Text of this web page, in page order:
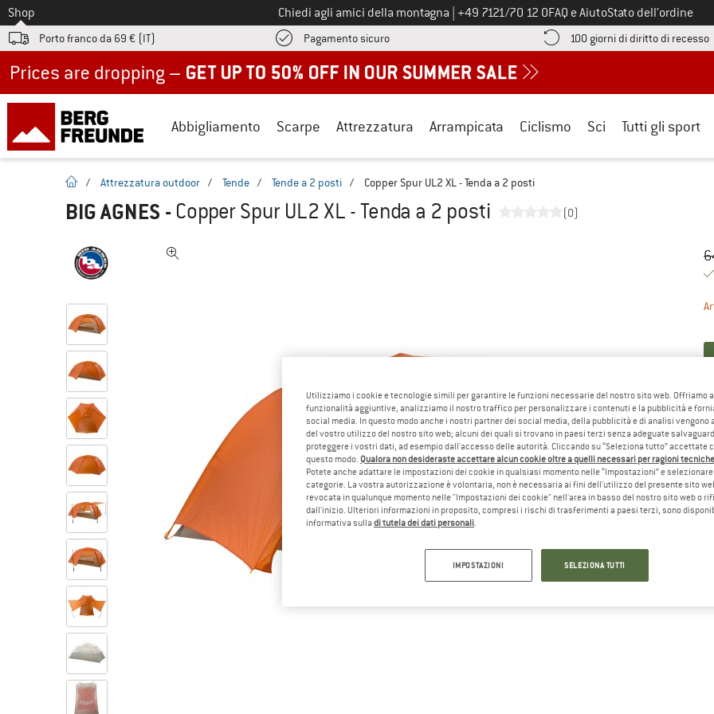
Allo
Shop Chiedi agli amici della montagna Chiamaci al numero
+49 7121/70 12 0FAQ e AiutoStato dell’ordine
Porto franco da 69 € (IT) Pagamento sicuroQui trovi le informazioni di pagamento! Si apre in una casella
100 giorni di diritto di recesso
Abbigliamento Scarpe Attrezzatura Arrampicata Ciclismo Sci Tutti gli sport
pagina iniziale
/ Attrezzatura outdoor / Tende / Tende a 2 posti / Copper Spur UL2 XL - Tenda a 2 posti
BIG AGNES - Copper Spur UL2 XL - Tenda a 2 posti (0)
Utilizziamo i cookie e tecnologie simili per garantire le funzioni necessarie del nostro sito web. Offriamo
funzionalità aggiuntive, analizziamo il nostro traffico per personalizzare i contenuti e la pubblicità e
social media. In questo modo anche i nostri partner dei social media, della pubblicità e di analisi vengono
del vostro utilizzo del nostro sito web; alcuni dei quali si trovano in paesi terzi senza adeguate
proteggere i vostri dati, ad esempio dall'accesso delle autorità. Cliccando su “Seleziona tutto” accettate
questo modo. Qualora non desideraste accettare alcun cookie oltre a quelli necessari per ragioni
Potete anche adattare le impostazioni dei cookie in qualsiasi momento nelle “Impostazioni” e
categorie. La vostra autorizzazione è volontaria, non è necessaria ai fini dell'utilizzo del presente sito
revocata in qualunque momento nelle "Impostazioni dei cookie" nell'area in basso del nostro sito web o
dall'inizio. Ulteriori informazioni in proposito, compresi i rischi di trasferimenti a paesi terzi, sono
informativa sulla di tutela dei dati personali.
IMPOSTAZIONI SELEZIONA TUTTI